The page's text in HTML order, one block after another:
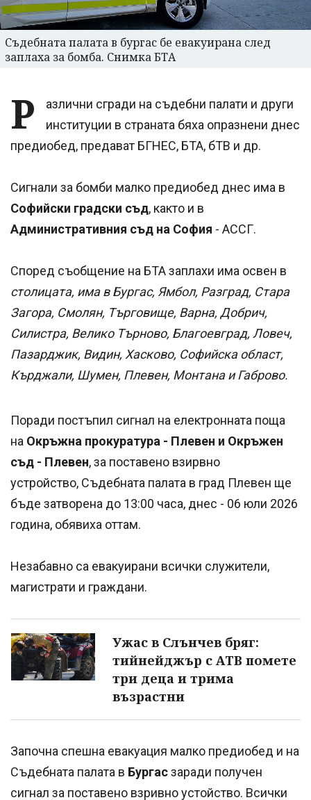
Съдебната палата в бургас бе евакуирана след
заплаха за бомба. Снимка БТА
Р
азлични сгради на съдебни палати и други
институции в страната бяха опразнени днес
предиобед, предават БГНЕС, БТА, бТВ и др.
Сигнали за бомби малко предиобед днес има в
Софийски градски съд, както и в
Административния съд на София - АССГ.
Според съобщение на БТА заплахи има освен в
столицата, има в Бургас, Ямбол, Разград, Стара
Загора, Смолян, Търговище, Варна, Добрич,
Силистра, Велико Търново, Благоевград, Ловеч,
Пазарджик, Видин, Хасково, Софийска област,
Кърджали, Шумен, Плевен, Монтана и Габрово.
Поради постъпил сигнал на електронната поща
на Окръжна прокуратура - Плевен и Окръжен
съд - Плевен, за поставено взирвно
устройство, Съдебната палата в град Плевен ще
бъде затворена до 13:00 часа, днес - 06 юли 2026
година, обявиха оттам.
Незабавно са евакуирани всички служители,
магистрати и граждани.
Ужас в Слънчев бряг:
тийнейджър с АТВ помете
три деца и трима
възрастни
Започна спешна евакуация малко предиобед и на
Съдебната палата в Бургасзаради получен
сигнал за поставено взривно устойство. Всички